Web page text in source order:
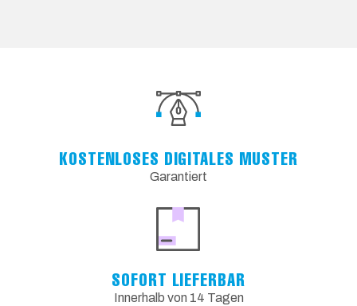
KOSTENLOSES DIGITALES MUSTER
Garantiert
SOFORT LIEFERBAR
Innerhalb von 14 Tagen